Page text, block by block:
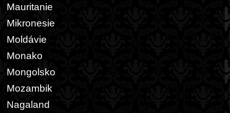
Mauritanie
Mikronesie
Moldávie
Monako
Mongolsko
Mozambik
Nagaland